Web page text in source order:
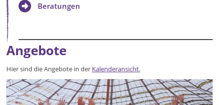
Angebote
Hier sind die Angebote in der Kalenderansicht.
Beratungen